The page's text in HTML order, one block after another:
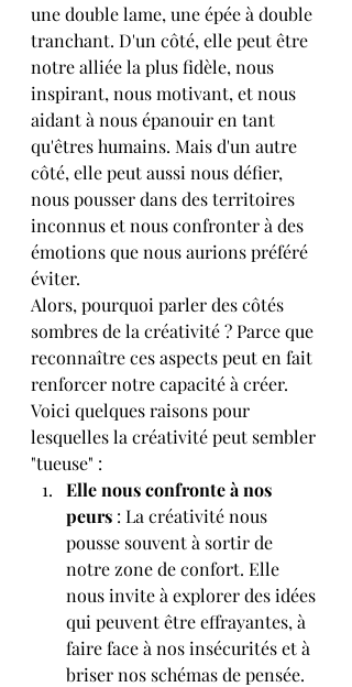
une double lame, une épée à double
tranchant. D'un côté, elle peut être
notre alliée la plus fidèle, nous
inspirant, nous motivant, et nous
aidant à nous épanouir en tant
qu'êtres humains. Mais d'un autre
côté, elle peut aussi nous défier,
nous pousser dans des territoires
inconnus et nous confronter à des
émotions que nous aurions préféré
éviter.
Alors, pourquoi parler des côtés
sombres de la créativité ? Parce que
reconnaître ces aspects peut en fait
renforcer notre capacité à créer.
Voici quelques raisons pour
lesquelles la créativité peut sembler
"tueuse" :
Elle nous confronte à nos
peurs : La créativité nous
pousse souvent à sortir de
notre zone de confort. Elle
nous invite à explorer des idées
qui peuvent être effrayantes, à
faire face à nos insécurités et à
briser nos schémas de pensée.